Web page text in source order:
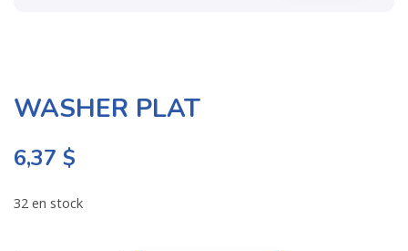
WASHER PLAT
6,37 $
32 en stock